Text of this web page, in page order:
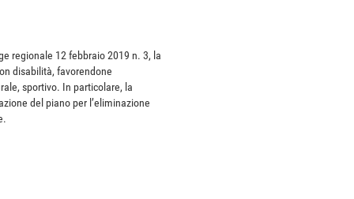
regionale 12 febbraio 2019 n. 3, la
disabilità, favorendone
sportivo. In particolare, la
del piano per l’eliminazione